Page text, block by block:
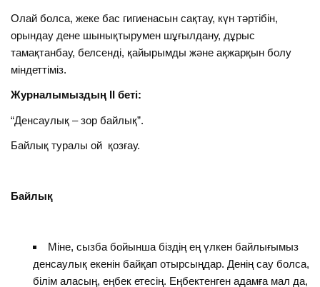
Олай болса, жеке бас гигиенасын сақтау, күн тәртібін,
орындау дене шынықтырумен шұғылдану, дұрыс
тамақтанбау, белсенді, қайырымды және ақжарқын болу
міндеттіміз.
Журналымыздың II беті:
“Денсаулық – зор байлық”.
Байлық туралы ой қозғау.
Байлық
Міне, сызба бойынша біздің ең үлкен байлығымыз
денсаулық екенін байқап отырсыңдар. Денің сау болса,
білім аласың, еңбек етесің. Еңбектенген адамға мал да,